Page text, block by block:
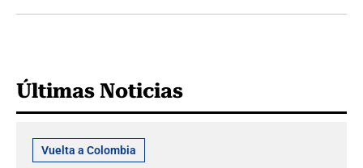
Últimas Noticias
Vuelta a Colombia